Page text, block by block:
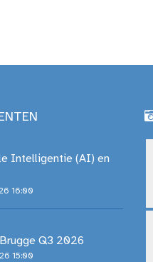
Intelligentie (AI) en
16:00
Q3 2026
15:00